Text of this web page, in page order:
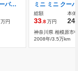
ミニ ミニ ワン クーパー マニュアル6速 アルミホイール
万円
総額
33 .8万円
本体
24
神奈川県 相模原市
2008年/3.5万km